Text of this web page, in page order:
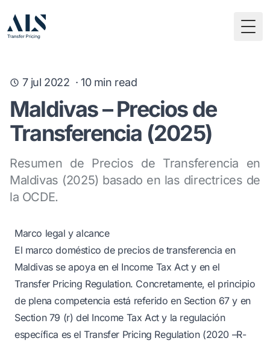
7 jul 2022 ·10min read
Maldivas – Precios de
Transferencia (2025)
Resumen de Precios de Transferencia en
Maldivas (2025) basado en las directrices de
la OCDE.
Marco legal y alcance
El marco doméstico de precios de transferencia en
Maldivas se apoya en el Income Tax Act y en el
Transfer Pricing Regulation. Concretamente, el principio
de plena competencia está referido en Section 67 y en
Section 79 (r) del Income Tax Act y la regulación
específica es el Transfer Pricing Regulation (2020 –R-